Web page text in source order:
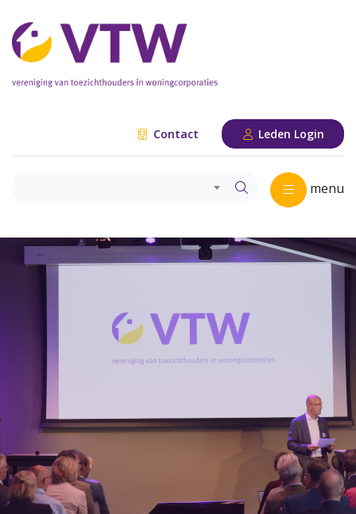
Contact Leden Login
menu